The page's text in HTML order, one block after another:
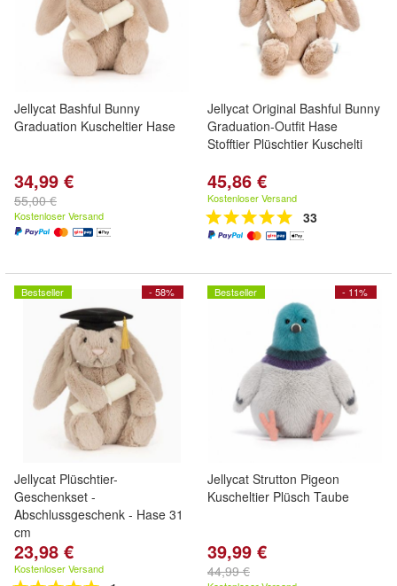
Jellycat Bashful Bunny
Graduation Kuscheltier Hase
34,99 €
55,00 €
Kostenloser Versand
Jellycat Original Bashful Bunny
Graduation-Outfit Hase
Stofftier Plüschtier Kuschelti
45,86 €
Kostenloser Versand
33
- 58%
Bestseller
Jellycat Plüschtier-
Geschenkset -
Abschlussgeschenk - Hase 31
cm
23,98 €
Kostenloser Versand
- 11%
Bestseller
Jellycat Strutton Pigeon
Kuscheltier Plüsch Taube
39,99 €
44,99 €